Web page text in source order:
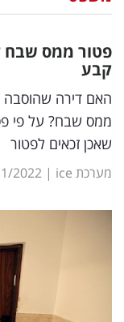
דיגיטל
וטק
שיווק
ופרסום
פטור ממס שבח
קבע
האם דירה שהוסבה
ממס שבח? על פי
שאכן זכאים לפטור
מערכת ice |
2022